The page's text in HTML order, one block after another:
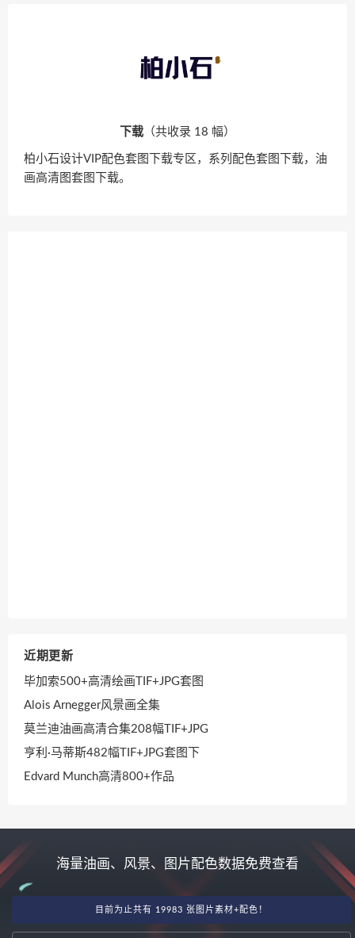
下载 （共收录 18 幅）
柏小石设计VIP配色套图下载专区，系列配色套图下载，油
画高清图套图下载。
近期更新
毕加索500+高清绘画TIF+JPG套图
Alois Arnegger风景画全集
莫兰迪油画高清合集208幅TIF+JPG
亨利·马蒂斯482幅TIF+JPG套图下
Edvard Munch高清800+作品
海量油画、风景、图片配色数据免费查看
目前为止共有 19983 张图片素材+配色！